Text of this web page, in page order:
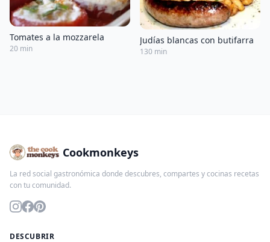
Tomates a la mozzarela
20 min
Judías blancas con butifarra
130 min
Cookmonkeys
La red social gastronómica donde descubres, compartes y cocinas recetas
con tu comunidad.
DESCUBRIR